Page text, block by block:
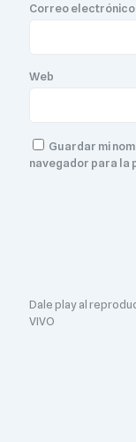
Correo electrónico
Web
Guardar mi
navegador para la
Dale play al
VIVO